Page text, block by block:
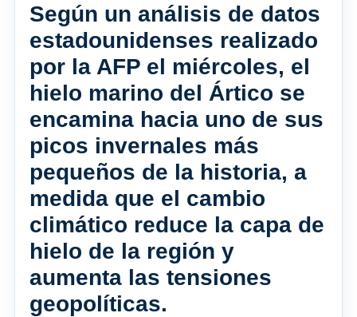
Según un análisis de datos
estadounidenses realizado
por la AFP el miércoles, el
hielo marino del Ártico se
encamina hacia uno de sus
picos invernales más
pequeños de la historia, a
medida que el cambio
climático reduce la capa de
hielo de la región y
aumenta las tensiones
geopolíticas.